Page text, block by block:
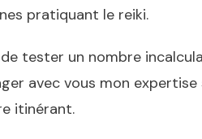
pratiquant le reiki.
de tester un nombre
avec vous mon expertise
itinérant.